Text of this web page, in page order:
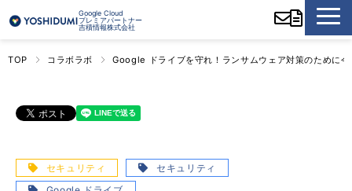
Google Cloud
プレミアパートナー
吉積情報株式会社
TOP コラボラボ Google ドライブを守れ！ランサムウェア対策のために
セキュリティ
セキュリティ